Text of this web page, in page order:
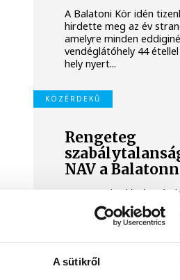
A sütikről
A Balatoni Kör idén
hirdette meg az év
amelyre minden
vendéglátóhely 44
hely nyert...
KÖZÉRDEKŰ
Rengeteg
NAV a
A Nemzeti Adó- és
ellenőrzéssorozatában
Veszprém és Zala
legforgalmasabb nyári
köztük a
kölcsönzőket és a